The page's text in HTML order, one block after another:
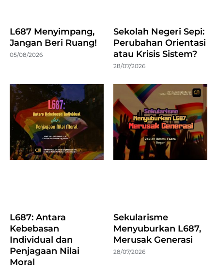
L687 Menyimpang,
Jangan Beri Ruang!
05/08/2026
Sekolah Negeri Sepi:
Perubahan Orientasi
atau Krisis Sistem?
28/07/2026
L687: Antara
Kebebasan
Individual dan
Penjagaan Nilai
Moral
Sekularisme
Menyuburkan L687,
Merusak Generasi
28/07/2026